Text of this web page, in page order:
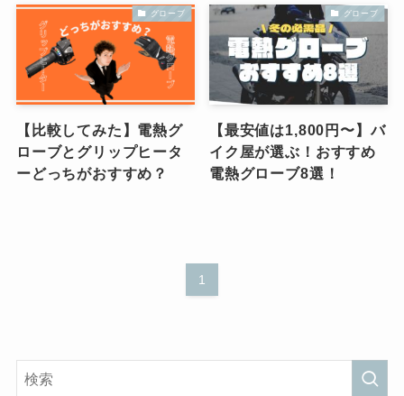
グローブ
【比較してみた】電熱グ
ローブとグリップヒータ
ーどっちがおすすめ？
グローブ
【最安値は1,800円〜】バ
イク屋が選ぶ！おすすめ
電熱グローブ8選！
1